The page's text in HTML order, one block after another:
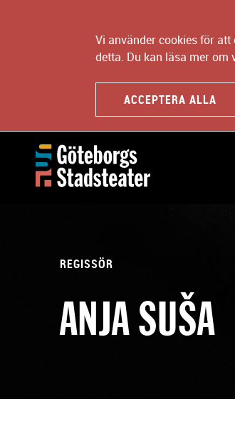
Vi använder cookies för
detta. Du kan läsa mer om
ACCEPTERA ALLA
REGISSÖR
ANJA SUŠA